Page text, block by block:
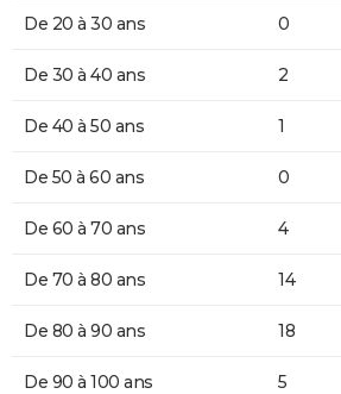
De 20 à 30 ans 0
De 30 à 40 ans 2
De 40 à 50 ans 1
De 50 à 60 ans 0
De 60 à 70 ans 4
De 70 à 80 ans 14
De 80 à 90 ans 18
De 90 à 100 ans 5